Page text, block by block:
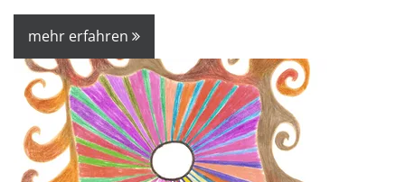
mehr erfahren